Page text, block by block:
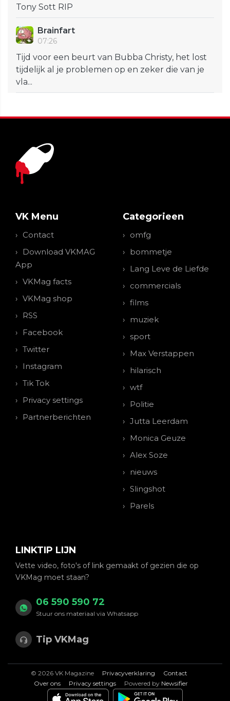
Tony Sott RIP
Brainfart
07:26
Tijd voor een beurt van Bubba Christy, het lost
tijdelijk al je problemen op en zeker die van je
vla...
VK Menu
Contact
Download VKMAG
App
VKMag facts
VKMag shop
RSS
Facebook
Twitter
Instagram
Tik Tok
Privacy settings
Partnerberichten
Categorieen
omfg
bommetje
Lang Leve de Liefde
commercials
films
muziek
sport
Max Verstappen
hilarisch
wtf
Politie
Jutta Leerdam
Monica Geuze
Alex Soze
nieuws
Slingshot
Parels
LINKTIP LIJN
Vette video, foto's of link gemaakt of gezien die op
VKMag moet staan?
06 590 590 72
Stuur ons materiaal via Whatsapp
Tip VKMag
© 2026 VK Magazine Privacyverklaring
Contact
Over ons
Privacy settings Powered by Newsifier